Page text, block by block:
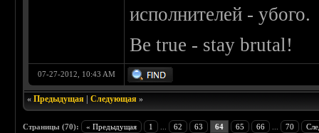
исполнителей - убого.
Be true - stay brutal!
07-27-2012, 10:43 AM
«Предыдущая |Следующая »
Страницы (70): « Предыдущая 1 62 63 64 65 66 70